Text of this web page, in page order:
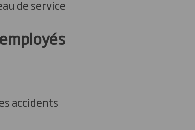
de service
accidents